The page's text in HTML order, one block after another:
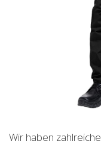
Wir haben zahlreiche